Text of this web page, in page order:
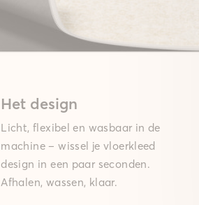
Het design
Licht, flexibel en wasbaar in de
machine – wissel je vloerkleed
design in een paar seconden.
Afhalen, wassen, klaar.